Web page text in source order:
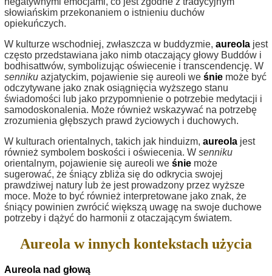
słowiańskim przekonaniem o istnieniu duchów
opiekuńczych.
W kulturze wschodniej, zwłaszcza w buddyzmie, aureola jest
często przedstawiana jako nimb otaczający głowy Buddów i
bodhisattwów, symbolizując oświecenie i transcendencję. W
senniku azjatyckim, pojawienie się aureoli we śnie może być
odczytywane jako znak osiągnięcia wyższego stanu
świadomości lub jako przypomnienie o potrzebie medytacji i
samodoskonalenia. Może również wskazywać na potrzebę
zrozumienia głębszych prawd życiowych i duchowych.
W kulturach orientalnych, takich jak hinduizm, aureola jest
również symbolem boskości i oświecenia. W senniku
orientalnym, pojawienie się aureoli we śnie może
sugerować, że śniący zbliża się do odkrycia swojej
prawdziwej natury lub że jest prowadzony przez wyższe
moce. Może to być również interpretowane jako znak, że
śniący powinien zwrócić większą uwagę na swoje duchowe
potrzeby i dążyć do harmonii z otaczającym światem.
Aureola w innych kontekstach użycia
Aureola nad głową